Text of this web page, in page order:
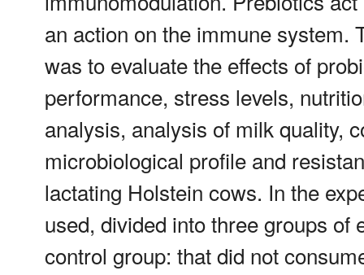
an action on the immune system.
was to evaluate the effects of
performance, stress levels,
analysis, analysis of milk quality,
microbiological profile and
lactating Holstein cows. In the
used, divided into three groups
control group: that did not